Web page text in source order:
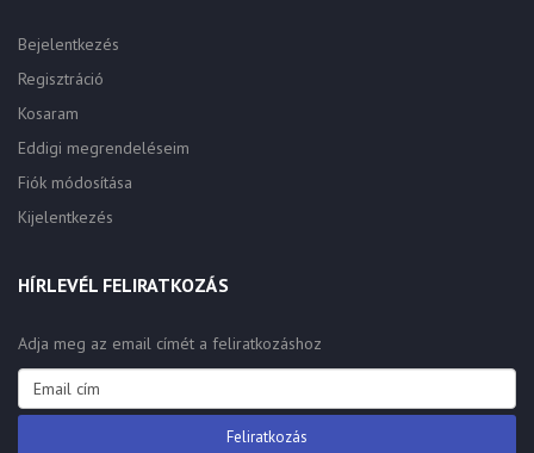
Bejelentkezés
Regisztráció
Kosaram
Eddigi megrendeléseim
Fiók módosítása
Kijelentkezés
HÍRLEVÉL FELIRATKOZÁS
Adja meg az email címét a feliratkozáshoz